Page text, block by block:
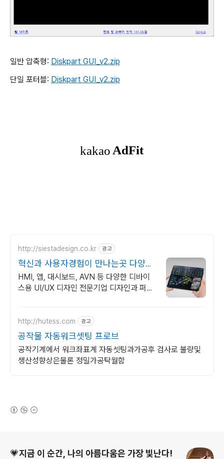
일반 압축형: Diskpart GUI_v2.zip
단일 포터블: Diskpart GUI_v2.zip
http://siestadesign.co.kr 광고
혁신과 사용자경험이 만나는곳 다양한
포트폴리오
HMI, 앱, 대시보드, AVN 등 다양한 디바이
스용 UI/UX 디자인 전문기업 디자인과 퍼블
http://hutess.com 광고
공작물 자동워크셋팅 프로브
공작기계에서 워크좌표계 자동셋팅과가공후 검사로 불량및
생산성향상은물론 정밀가공탁월함
💗지금 이 순간, 나의 아름다움은 가장 빛난다!